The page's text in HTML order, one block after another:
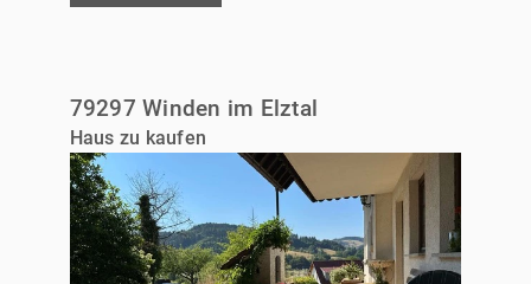
79297 Winden im Elztal
Haus zu kaufen